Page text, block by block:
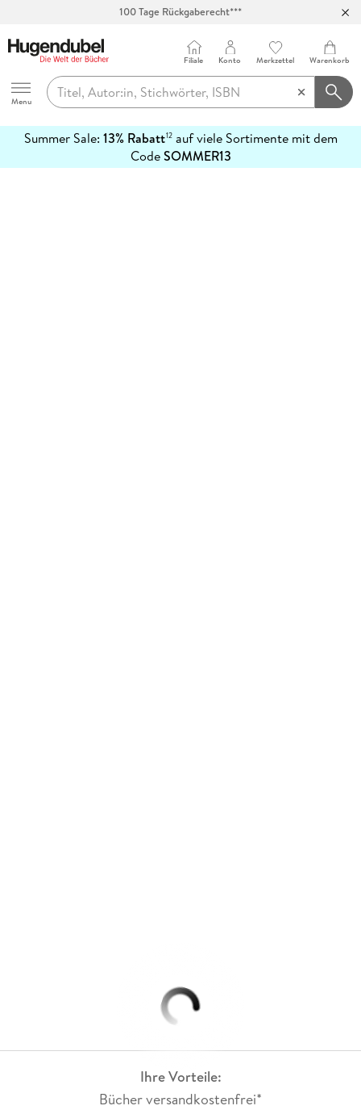
100 Tage Rückgaberecht***
Hugendubel
Menu
Filiale Konto Merkzettel Warenkorb
Summer Sale: 13% Rabatt12auf viele Sortimente mit dem
CodeSOMMER13
erfahren
Ihre Vorteile:
Bücher versandkostenfrei*